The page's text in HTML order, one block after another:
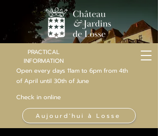
PRACTICAL
INFORMATION
Open every days 11am to 6pm from 4th
of April until 30th of June
Check in online
Aujourd'hui à Losse